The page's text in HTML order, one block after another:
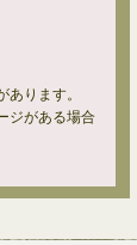
ります。
ジがある場合